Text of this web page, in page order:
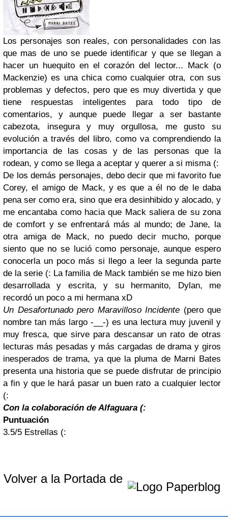
Los personajes son reales, con personalidades con las
que mas de uno se puede identificar y que se llegan a
hacer un huequito en el corazón del lector... Mack (o
Mackenzie) es una chica como cualquier otra, con sus
problemas y defectos, pero que es muy divertida y que
tiene respuestas inteligentes para todo tipo de
comentarios, y aunque puede llegar a ser bastante
cabezota, insegura y muy orgullosa, me gusto su
evolución a través del libro, como va comprendiendo la
importancia de las cosas y de las personas que la
rodean, y como se llega a aceptar y querer a si misma (:
De los demás personajes, debo decir que mi favorito fue
Corey, el amigo de Mack, y es que a él no de le daba
pena ser como era, sino que era desinhibido y alocado, y
me encantaba como hacia que Mack saliera de su zona
de comfort y se enfrentará más al mundo; de Jane, la
otra amiga de Mack, no puedo decir mucho, porque
siento que no se lució como personaje, aunque espero
conocerla un poco más si llego a leer la segunda parte
de la serie (: La familia de Mack también se me hizo bien
desarrollada y escrita, y su hermanito, Dylan, me
recordó un poco a mi hermana xD
Un Desafortunado pero Maravilloso Incidente (pero que
nombre tan más largo -__-) es una lectura muy juvenil y
muy fresca, que sirve para descansar un rato de otras
lecturas más pesadas y más cargadas de drama y giros
inesperados de trama, ya que la pluma de Marni Bates
presenta una historia que se puede disfrutar de principio
a fin y que le hará pasar un buen rato a cualquier lector
(:
Con la colaboración de Alfaguara (:
Puntuación
3.5/5 Estrellas (:
Volver a la Portada de